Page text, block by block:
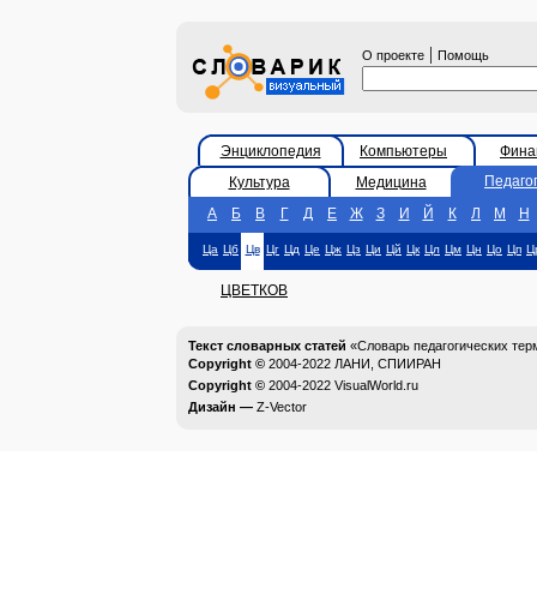
О проекте | Помощь
Энциклопедия Компьютеры
Культура
Медицина
А
Б В Г Д Е Ж З И Й К Л М Н
Ца Цб Цв Цг Цд Це Цж Цз Ци Цй Цк Цл Цм Цн Цо Цп
ЦВЕТКОВ
Текст словарных статей «Словарь педагогических
Copyright © 2004-2022 ЛАНИ, СПИИРАН
Copyright © 2004-2022 VisualWorld.ru
Дизайн — Z-Vector